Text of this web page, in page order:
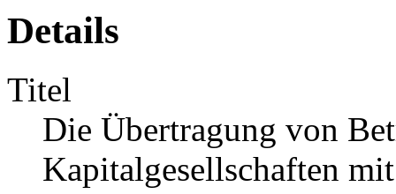
Details
Titel
Die Übertragung von
Kapitalgesellschaften